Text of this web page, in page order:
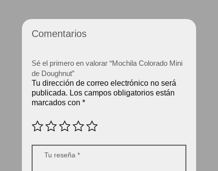
Comentarios
Sé el primero en valorar “Mochila Colorado Mini
de Doughnut”
Tu dirección de correo electrónico no será
publicada. Los campos obligatorios están
marcados con *